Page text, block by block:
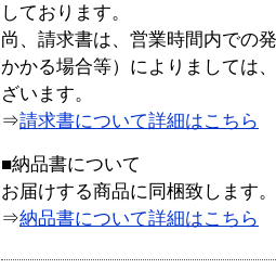
しております。
尚、請求書は、営業時間内での
かかる場合等）によりましては
ざいます。
⇒請求書について詳細はこちら
■納品書について
お届けする商品に同梱致します。
⇒納品書について詳細はこちら